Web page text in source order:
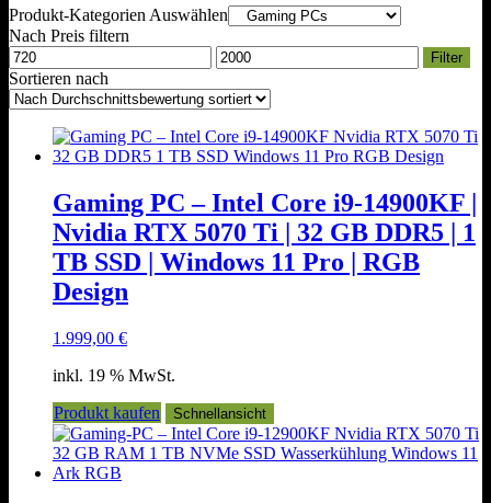
sortiert
Produkt-Kategorien Auswählen
Nach Preis filtern
Min.
Preis
Max.
Preis
Filter
Sortieren nach
Gaming PC – Intel Core i9-14900KF |
Nvidia RTX 5070 Ti | 32 GB DDR5 | 1
TB SSD | Windows 11 Pro | RGB
Design
1.999,00 €
inkl. 19 % MwSt.
Produkt kaufen
Schnellansicht